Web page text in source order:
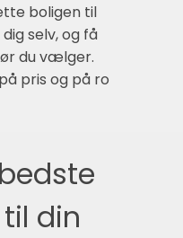
boligen til
selv, og få
du vælger.
pris og på ro
din